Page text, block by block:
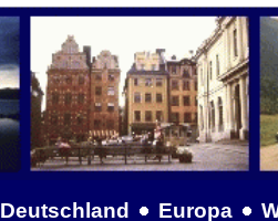
Deutschland Europa